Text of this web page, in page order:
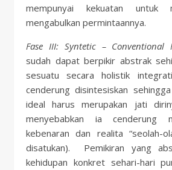
mempunyai kekuatan untuk
mengabulkan permintaannya.
Fase III: Syntetic – Conventional
sudah dapat berpikir abstrak
sesuatu secara holistik
cenderung disintesiskan
ideal harus merupakan jati
menyebabkan ia cenderung
kebenaran dan realita “seolah-
disatukan). Pemikiran yang
kehidupan konkret sehari-hari